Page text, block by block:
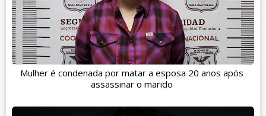
Mulher é condenada por matar a esposa 20 anos após
assassinar o marido